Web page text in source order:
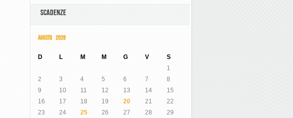
SCADENZE
AGOSTO 2026
D L M M G V S
1
2
3 4 5 6 7
8
9
10 11 12 13 14
15
16
17 18 19 20 21
22
23
24 25 26 27 28
29